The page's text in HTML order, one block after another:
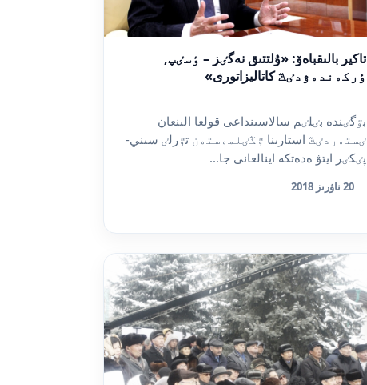
تاكير بالىقباەۆ: «ۇلتتىق نەگٸز – ٶسٸپ,
ٶركەندەۋدٸڭ كاتاليزاتورى»
بٷگٸندە بٸلٸم سالاسىنداعى قولعا الىنعان
ٸستەردٸڭ استارىنا ٷڭٸلمەستەن تٷرلٸ سىني-
پٸكٸر ايتۋ ەدەتكە اينالعانى جا...
20 ناۋرىز 2018